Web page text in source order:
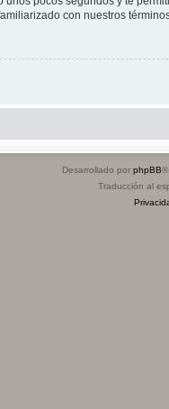
con nuestros
Desarrollado por phpBB®
Traducción al